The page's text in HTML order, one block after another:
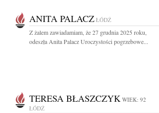
ANITA PALACZ ŁÓDŹ
Z żalem zawiadamiam, że 27 grudnia 2025 roku,
odeszła Anita Palacz Uroczystości pogrzebowe...
TERESA BŁASZCZYK WIEK: 92
ŁÓDŹ